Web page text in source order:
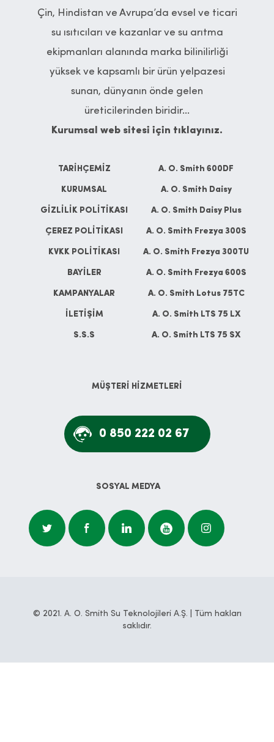
Çin, Hindistan ve Avrupa’da evsel ve ticari
su ısıtıcıları ve kazanlar ve su arıtma
ekipmanları alanında marka bilinilirliği
yüksek ve kapsamlı bir ürün yelpazesi
sunan, dünyanın önde gelen
üreticilerinden biridir...
Kurumsal web sitesi için tıklayınız.
TARİHÇEMİZ
KURUMSAL
GİZLİLİK POLİTİKASI
ÇEREZ POLİTİKASI
KVKK POLİTİKASI
BAYİLER
KAMPANYALAR
İLETİŞİM
S.S.S
A. O. Smith 600DF
A. O. Smith Daisy
A. O. Smith Daisy Plus
A. O. Smith Frezya 300S
A. O. Smith Frezya 300TU
A. O. Smith Frezya 600S
A. O. Smith Lotus 75TC
A. O. Smith LTS 75 LX
A. O. Smith LTS 75 SX
MÜŞTERİ HİZMETLERİ
0 850 222 02 67
SOSYAL MEDYA
© 2021. A. O. Smith Su Teknolojileri A.Ş. | Tüm hakları
saklıdır.